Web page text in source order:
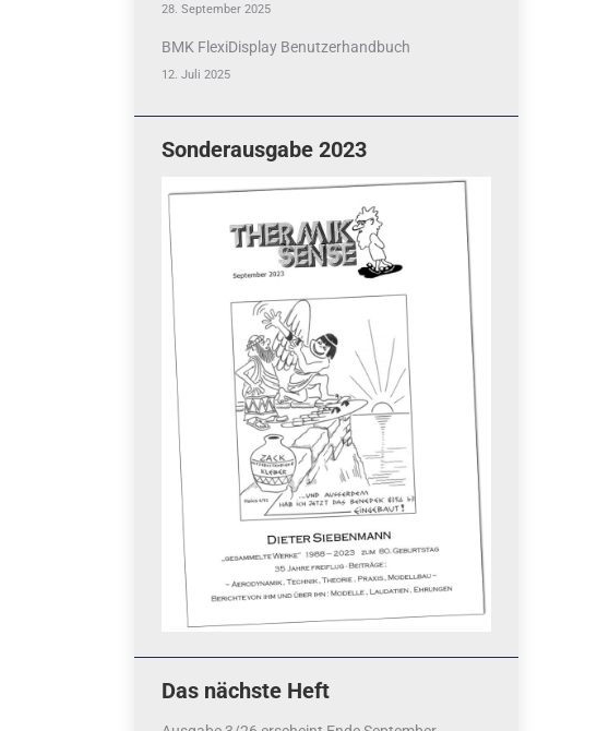
28. September 2025
BMK FlexiDisplay Benutzerhandbuch
12. Juli 2025
Sonderausgabe 2023
Das nächste Heft
Instagram
Quicklinks
News
Termine
Ergebnisse
bezahlen mit / pay by
PayPal
Datenschutzerklärung
Cookie-Richtlinie (EU)